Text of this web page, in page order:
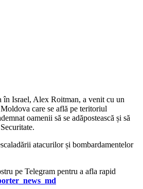
Israel, Alex Roitman, a venit cu un
care se află pe teritoriul
oamenii să se adăpostească și să
atacurilor și bombardamentelor
pe Telegram pentru a afla rapid